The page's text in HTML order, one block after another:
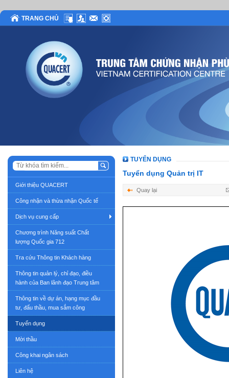
TRANG CHỦ
Giới thiệu QUACERT
Công nhận và thừa nhận Quốc tế
Dịch vụ cung cấp
Chương trình Năng suất Chất
lượng Quốc gia 712
Tra cứu Thông tin Khách hàng
Thông tin quản lý, chỉ đạo, điều
hành của Ban lãnh đạo Trung tâm
Thông tin về dự án, hạng mục đầu
tư, đấu thầu, mua sắm công
Tuyển dụng
Mời thầu
Công khai ngân sách
Liên hệ
TUYỂN DỤNG
Tuyển dụng Quản trị IT
Quay lại